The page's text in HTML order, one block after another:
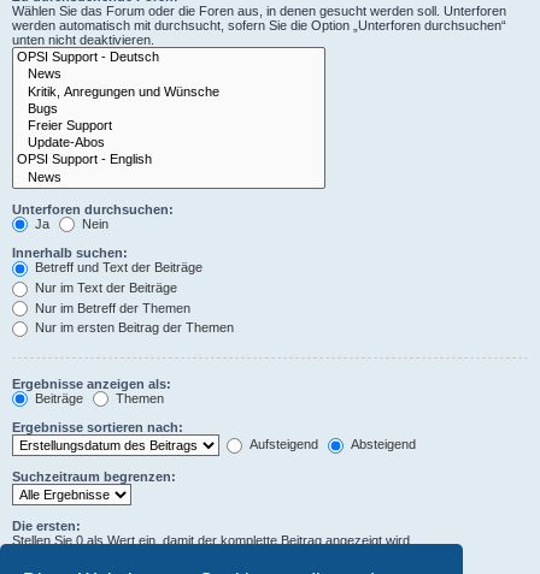
Wählen Sie das Forum oder die Foren aus, in denen gesucht werden soll. Unterforen
werden automatisch mit durchsucht, sofern Sie die Option „Unterforen durchsuchen“
unten nicht deaktivieren.
Unterforen durchsuchen:
Ja
Nein
Innerhalb suchen:
Betreff und Text der Beiträge
Nur im Text der Beiträge
Nur im Betreff der Themen
Nur im ersten Beitrag der Themen
Ergebnisse anzeigen als:
Beiträge
Themen
Ergebnisse sortieren nach:
Aufsteigend
Absteigend
Suchzeitraum begrenzen:
Die ersten:
Stellen Sie 0 als Wert ein, damit der komplette Beitrag angezeigt wird.